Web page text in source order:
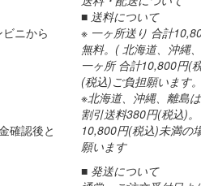
ニから
確認後と
■ 送料について
※ 一ヶ所送り 合計
無料。( 北海道、沖縄
一ヶ所 合計10,800円(
(税込)ご負担願います。
※北海道、沖縄、離島
割引送料380円(税込)。
10,800円(税込)未満の
願います
■ 発送について